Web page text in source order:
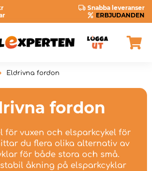
Snabba leveranser
ERBJUDANDEN
Eldrivna fordon
fordon
för vuxen och elsparkcykel för
du flera olika alternativ av
för både stora och små.
åkning på elsparkcyklar